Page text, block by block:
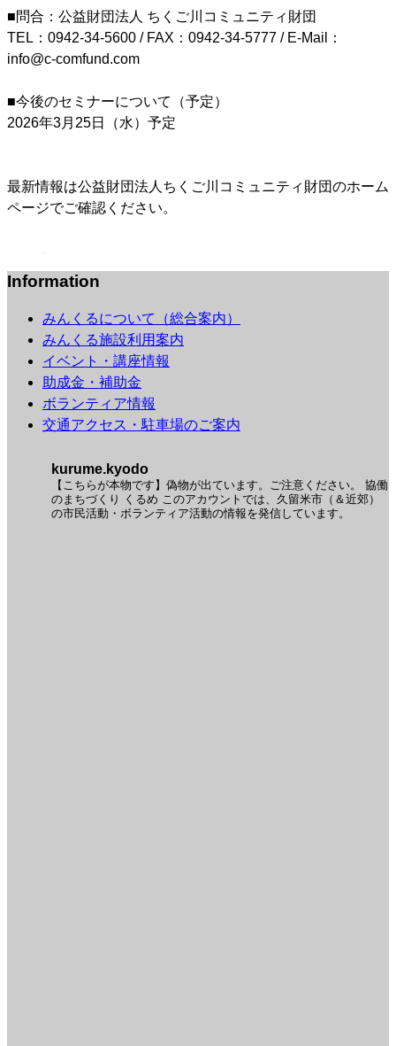
■問合：公益財団法人 ちくご川コミュニティ財団
TEL：0942-34-5600 / FAX：0942-34-5777 / E-Mail：
info@c-comfund.com
■今後のセミナーについて（予定）
2026年3月25日（水）予定
最新情報は公益財団法人ちくご川コミュニティ財団のホーム
ページでご確認ください。
Information
みんくるについて（総合案内）
みんくる施設利用案内
イベント・講座情報
助成金・補助金
ボランティア情報
交通アクセス・駐車場のご案内
kurume.kyodo
【こちらが本物です】偽物が出ています。ご注意ください。
協働
のまちづくり くるめ このアカウントでは、久留米市（＆近郊）
の市民活動・ボランティア活動の情報を発信しています。